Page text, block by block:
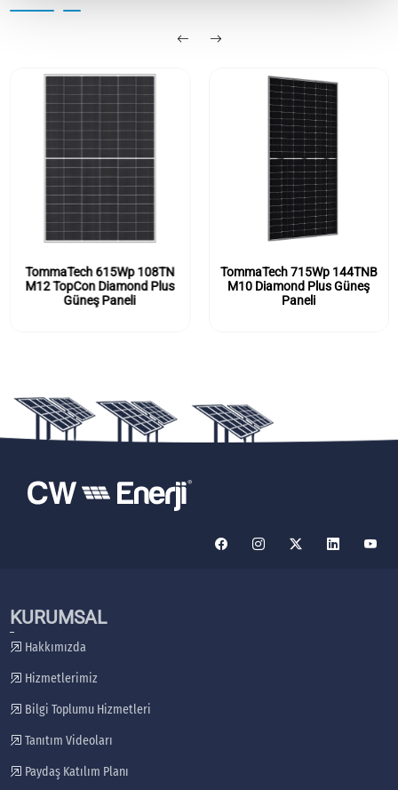
TommaTech 615Wp 108TN
M12 TopCon Diamond Plus
Güneş Paneli
TommaTech 715Wp 144TNB
M10 Diamond Plus Güneş
Paneli
KURUMSAL
Hakkımızda
Hizmetlerimiz
Bilgi Toplumu Hizmetleri
Tanıtım Videoları
Paydaş Katılım Planı